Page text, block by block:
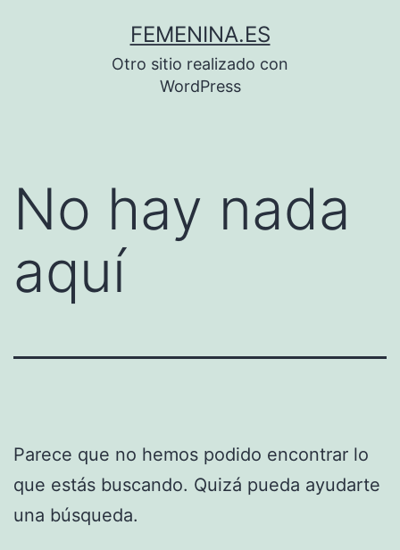
FEMENINA.ES
Otro sitio realizado con
WordPress
No hay nada
aquí
Parece que no hemos podido encontrar lo
que estás buscando. Quizá pueda ayudarte
una búsqueda.